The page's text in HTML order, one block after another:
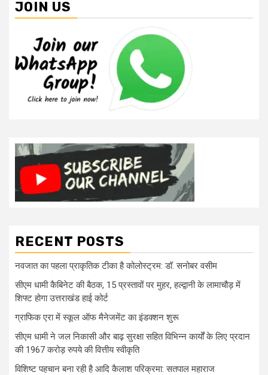
JOIN US
RECENT POSTS
नवजात का पहला प्राकृतिक टीका है कोलोस्ट्रम: डॉ. सनोबर वसीम
सीएम धामी कैबिनेट की बैठक, 15 प्रस्तावों पर मुहर, हल्द्वानी के लामाचौड़ में
शिफ्ट होगा उत्तराखंड हाई कोर्ट
ग्राफिक एरा में स्कूल ऑफ मैनेजमेंट का इंडक्शन शुरू
सीएम धामी ने जल निकासी और बाढ़ सुरक्षा सहित विभिन्न कार्यों के लिए प्रदान
की 1967 करोड़ रुपये की वित्तीय स्वीकृति
विशिष्ट पहचान बना रही है आदि कैलाश परिक्रमा: सतपाल महाराज